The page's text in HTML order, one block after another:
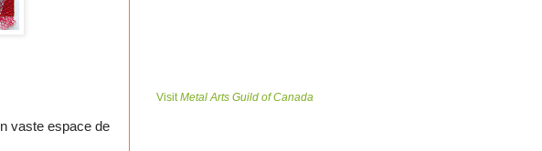
vaste espace de
VisitMetal Arts Guild of Canada